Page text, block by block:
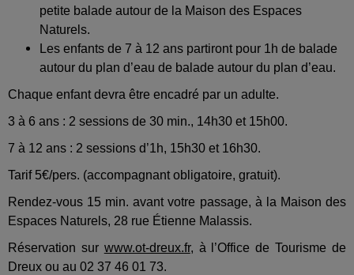
petite balade autour de la Maison des Espaces
Naturels.
Les enfants de 7 à 12 ans partiront pour 1h de balade
autour du plan d’eau de balade autour du plan d’eau.
Chaque enfant devra être encadré par un adulte.
3 à 6 ans : 2 sessions de 30 min., 14h30 et 15h00.
7 à 12 ans : 2 sessions d’1h, 15h30 et 16h30.
Tarif 5€/pers. (accompagnant obligatoire, gratuit).
Rendez-vous 15 min. avant votre passage, à la Maison des
Espaces Naturels, 28 rue Étienne Malassis.
Réservation sur www.ot-dreux.fr, à l’Office de Tourisme de
Dreux ou au 02 37 46 01 73.